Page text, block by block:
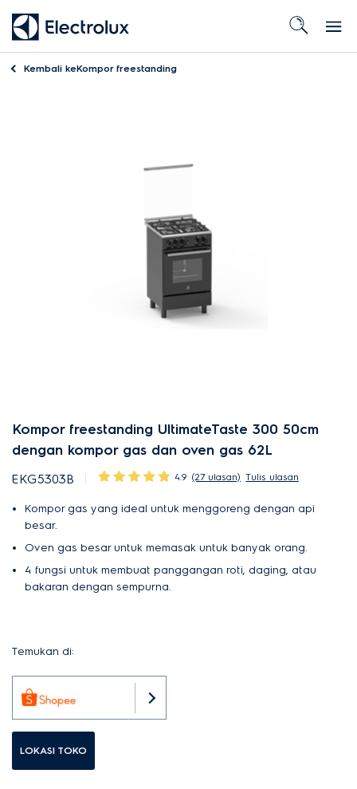
Kembali keKompor freestanding
Kompor freestanding UltimateTaste 300 50cm
dengan kompor gas dan oven gas 62L
EKG5303B 4.9 (27 ulasan) Tulis ulasan
Kompor gas yang ideal untuk menggoreng dengan api
besar.
Oven gas besar untuk memasak untuk banyak orang.
4 fungsi untuk membuat panggangan roti, daging, atau
bakaran dengan sempurna.
Temukan di:
LOKASI TOKO